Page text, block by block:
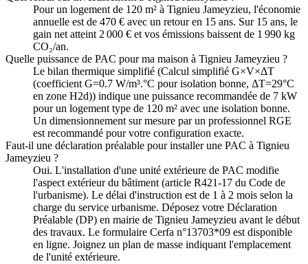
Pour un logement de 120 m² à Tignieu Jameyzieu, l'économie
annuelle est de 470 € avec un retour en 15 ans. Sur 15 ans, le
gain net atteint 2 000 € et vos émissions baissent de 1 990 kg
CO₂/an.
Quelle puissance de PAC pour ma maison à Tignieu Jameyzieu ?
Le bilan thermique simplifié (Calcul simplifié G×V×ΔT
(coefficient G=0.7 W/m³.°C pour isolation bonne, ΔT=29°C
en zone H2d)) indique une puissance recommandée de 7 kW
pour un logement type de 120 m² avec une isolation bonne.
Un dimensionnement sur mesure par un professionnel RGE
est recommandé pour votre configuration exacte.
Faut-il une déclaration préalable pour installer une PAC à Tignieu
Jameyzieu ?
Oui. L'installation d'une unité extérieure de PAC modifie
l'aspect extérieur du bâtiment (article R421-17 du Code de
l'urbanisme). Le délai d'instruction est de 1 à 2 mois selon la
charge du service urbanisme. Déposez votre Déclaration
Préalable (DP) en mairie de Tignieu Jameyzieu avant le début
des travaux. Le formulaire Cerfa n°13703*09 est disponible
en ligne. Joignez un plan de masse indiquant l'emplacement
de l'unité extérieure.